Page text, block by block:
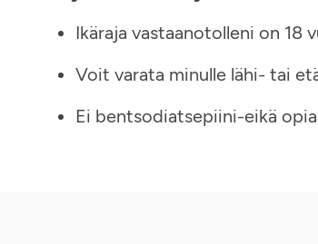
Ikäraja vastaanotolleni on 18
Voit varata minulle lähi- tai
Ei bentsodiatsepiini-eikä